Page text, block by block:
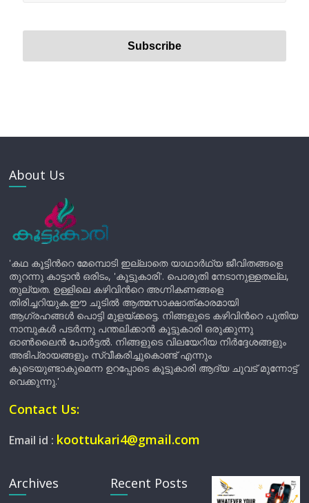
About Us
'കഥ കൂട്ടിന്‍റെ മേമ്പൊടി ഇല്ലാതെ യാഥാർഥ്യ ജീവിതങ്ങളെ
തുറന്നു കാട്ടാൻ ഒരിടം, 'കൂട്ടുകാരി'. പൊരുതി നേടാനുള്ളതല്ല,
തുല്യത. ഉള്ളിലെ കഴിവിന്‍റെ അഗ്നികണങ്ങളെ
തിരിച്ചറിയുക.ഈ ചൂടിൽ ആത്മസാക്ഷാത്കാരമായി
ആഗ്രഹങ്ങൾ പൊട്ടി മുളയ്ക്കട്ടെ. നിങ്ങളുടെ കഴിവിന്‍റെ പുതിയ
നാമ്പുകൾ പടർന്നു പന്തലിക്കാൻ കൂട്ടുകാരി ഒരുക്കുന്നു
ഓൺലൈൻ പോർട്ടൽ. നിങ്ങളുടെ വിലയേറിയ നിർദ്ദേശങ്ങളും
അഭിപ്രായങ്ങളും സ്വീകരിച്ചുകൊണ്ട് എന്നും
കൂടെയുണ്ടാകുമെന്ന ഉറപ്പോടെ കൂട്ടുകാരി ആദ്യ ചുവട് മുന്നോട്ട്
വെക്കുന്നു.'
Contact Us:
Email id : koottukari4@gmail.com
Archives Recent Posts